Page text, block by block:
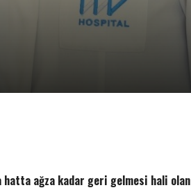
ağza kadar geri gelmesi hali olan